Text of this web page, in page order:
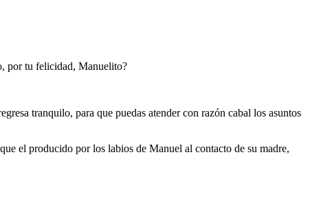
por tu felicidad, Manuelito?
tranquilo, para que puedas atender con razón cabal los asuntos
el producido por los labios de Manuel al contacto de su madre,